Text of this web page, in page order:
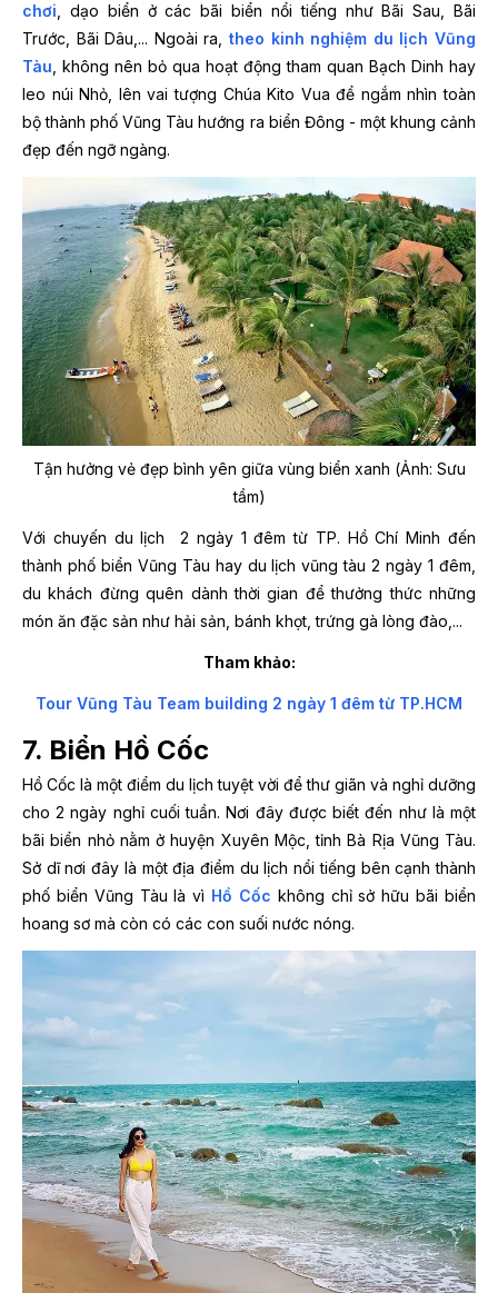
chơi , dạo biển ở các bãi biển nổi tiếng như Bãi Sau, Bãi
Trước, Bãi Dâu,... Ngoài ra, theo kinh nghiệm du lịch Vũng
Tàu , không nên bỏ qua hoạt động tham quan Bạch Dinh hay
leo núi Nhỏ, lên vai tượng Chúa Kito Vua để ngắm nhìn toàn
bộ thành phố Vũng Tàu hướng ra biển Đông - một khung cảnh
đẹp đến ngỡ ngàng.
Tận hưởng vẻ đẹp bình yên giữa vùng biển xanh (Ảnh: Sưu
tầm)
Với chuyến du lịch 2 ngày 1 đêm từ TP. Hồ Chí Minh đến
thành phố biển Vũng Tàu hay du lịch vũng tàu 2 ngày 1 đêm,
du khách đừng quên dành thời gian để thưởng thức những
món ăn đặc sản như hải sản, bánh khọt, trứng gà lòng đào,...
Tham khảo:
Tour Vũng Tàu Team building 2 ngày 1 đêm từ TP.HCM
7. Biển Hồ Cốc
Hồ Cốc là một điểm du lịch tuyệt vời để thư giãn và nghỉ dưỡng
cho 2 ngày nghỉ cuối tuần. Nơi đây được biết đến như là một
bãi biển nhỏ nằm ở huyện Xuyên Mộc, tỉnh Bà Rịa Vũng Tàu.
Sở dĩ nơi đây là một địa điểm du lịch nổi tiếng bên cạnh thành
phố biển Vũng Tàu là vì Hồ Cốc không chỉ sở hữu bãi biển
hoang sơ mà còn có các con suối nước nóng.